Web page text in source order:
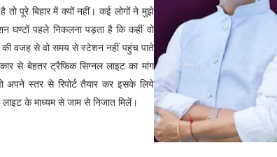
पूरे बिहार में क्यों नहीं। कई लोगों ने मुझे
घण्टों पहले निकलना पड़ता है कि कहीं वो
वजह से वो समय से स्टेशन नहीं पहुंच पाते
से बेहतर ट्रैफिक सिग्नल लाइट का मांग
अपने स्तर से रिपोर्ट तैयार कर इसके लिये
के माध्यम से जाम से निजात मिलें।